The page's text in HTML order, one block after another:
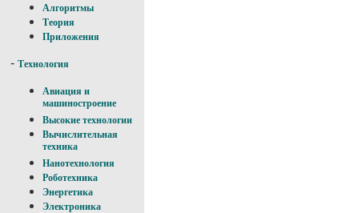
Алгоритмы
Теория
Приложения
- Технология
Авиация и
машиностроение
Высокие технологии
Вычислительная
техника
Нанотехнология
Роботехника
Энергетика
Электроника